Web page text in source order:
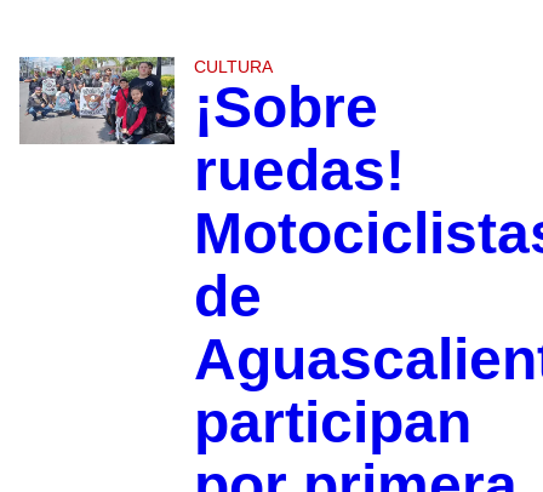
CULTURA
¡Sobre
ruedas!
de
participan